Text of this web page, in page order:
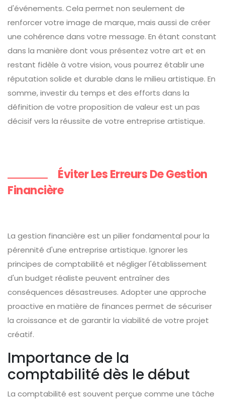
d'événements. Cela permet non seulement de
renforcer votre image de marque, mais aussi de créer
une cohérence dans votre message. En étant constant
dans la manière dont vous présentez votre art et en
restant fidèle à votre vision, vous pourrez établir une
réputation solide et durable dans le milieu artistique. En
somme, investir du temps et des efforts dans la
définition de votre proposition de valeur est un pas
décisif vers la réussite de votre entreprise artistique.
Éviter Les Erreurs De Gestion
Financière
La gestion financière est un pilier fondamental pour la
pérennité d'une entreprise artistique. Ignorer les
principes de comptabilité et négliger l'établissement
d'un budget réaliste peuvent entraîner des
conséquences désastreuses. Adopter une approche
proactive en matière de finances permet de sécuriser
la croissance et de garantir la viabilité de votre projet
créatif.
Importance de la
comptabilité dès le début
La comptabilité est souvent perçue comme une tâche